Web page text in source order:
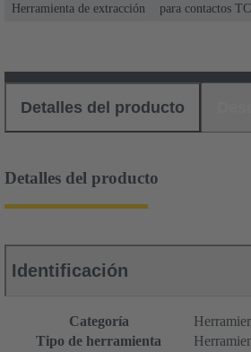
Herramienta de extracción para contactos
Detalles del producto
Detalles del producto
Identificación
Categoría
Tipo de herramienta